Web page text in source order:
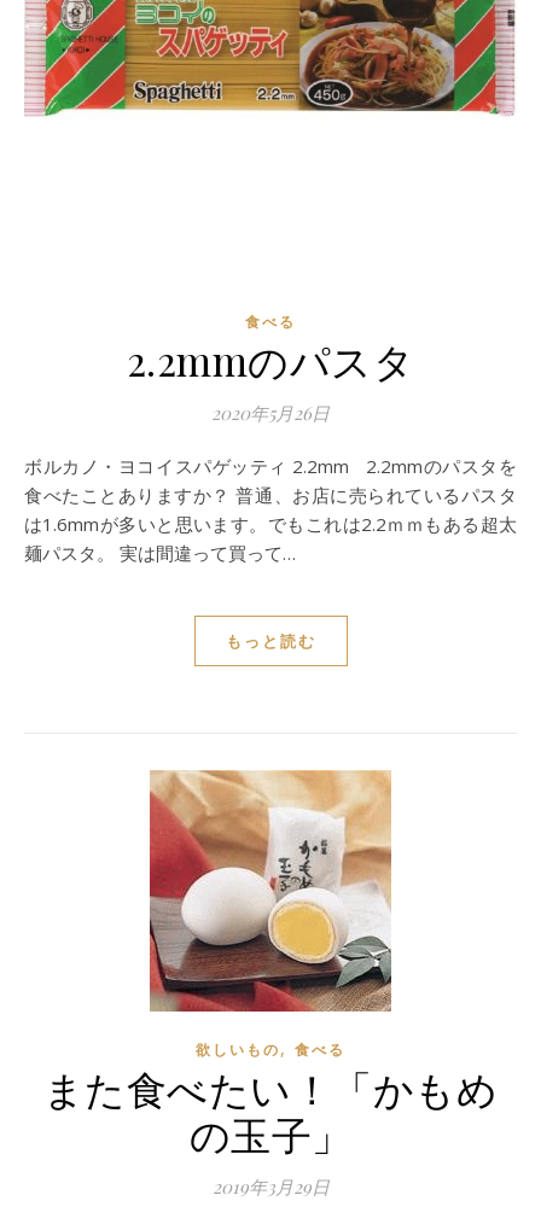
食べる
2.2mmのパスタ
2020年5月26日
ボルカノ・ヨコイスパゲッティ 2.2mm 2.2mmのパスタを
食べたことありますか？ 普通、お店に売られているパスタ
は1.6mmが多いと思います。でもこれは2.2ｍｍもある超太
麺パスタ。 実は間違って買って…
もっと読む
欲しいもの, 食べる
また食べたい！「かもめ
の玉子」
2019年3月29日